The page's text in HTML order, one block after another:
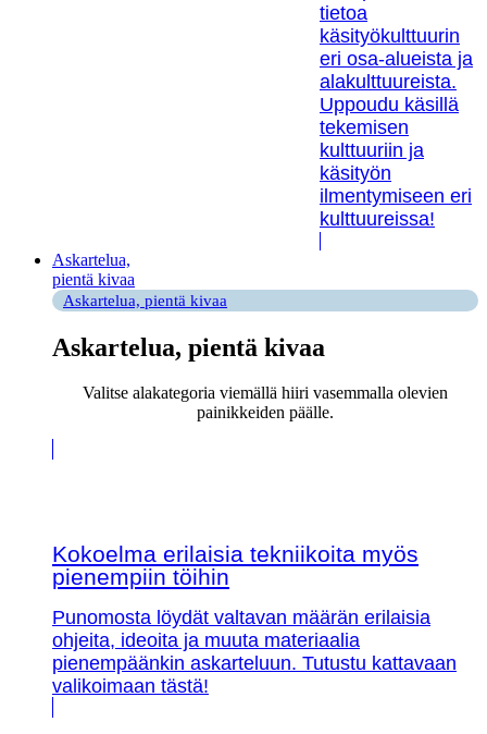
tietoa
käsityökulttuurin
eri osa-alueista ja
alakulttuureista.
Uppoudu käsillä
tekemisen
kulttuuriin ja
käsityön
ilmentymiseen eri
kulttuureissa!
Askartelua,
pientä kivaa
Askartelua, pientä kivaa
Askartelua, pientä kivaa
Valitse alakategoria viemällä hiiri vasemmalla olevien
painikkeiden päälle.
Kokoelma erilaisia tekniikoita myös
pienempiin töihin
Punomosta löydät valtavan määrän erilaisia
ohjeita, ideoita ja muuta materiaalia
pienempäänkin askarteluun. Tutustu kattavaan
valikoimaan tästä!